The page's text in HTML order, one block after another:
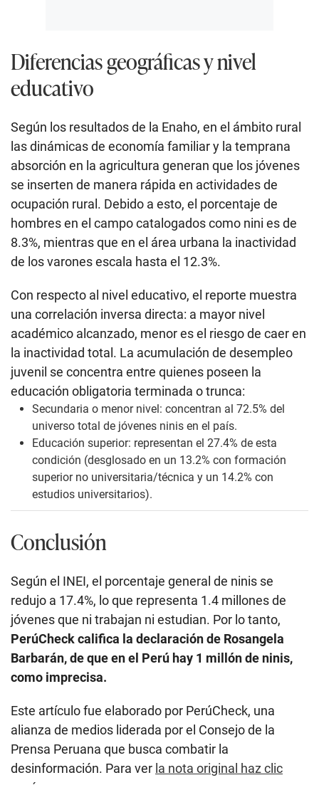
Diferencias geográficas y nivel
educativo
Según los resultados de la Enaho, en el ámbito rural
las dinámicas de economía familiar y la temprana
absorción en la agricultura generan que los jóvenes
se inserten de manera rápida en actividades de
ocupación rural. Debido a esto, el porcentaje de
hombres en el campo catalogados como nini es de
8.3%, mientras que en el área urbana la inactividad
de los varones escala hasta el 12.3%.
Con respecto al nivel educativo, el reporte muestra
una correlación inversa directa: a mayor nivel
académico alcanzado, menor es el riesgo de caer en
la inactividad total. La acumulación de desempleo
juvenil se concentra entre quienes poseen la
educación obligatoria terminada o trunca:
Secundaria o menor nivel: concentran al 72.5% del
universo total de jóvenes ninis en el país.
Educación superior: representan el 27.4% de esta
condición (desglosado en un 13.2% con formación
superior no universitaria/técnica y un 14.2% con
estudios universitarios).
Conclusión
Según el INEI, el porcentaje general de ninis se
redujo a 17.4%, lo que representa 1.4 millones de
jóvenes que ni trabajan ni estudian. Por lo tanto,
PerúCheck califica la declaración de Rosangela
Barbarán, de que en el Perú hay 1 millón de ninis,
como imprecisa.
Este artículo fue elaborado por PerúCheck, una
alianza de medios liderada por el Consejo de la
Prensa Peruana que busca combatir la
desinformación. Para ver la nota original haz clic